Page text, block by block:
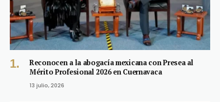
Reconocen a la abogacía mexicana con Presea al
Mérito Profesional 2026 en Cuernavaca
13 julio, 2026